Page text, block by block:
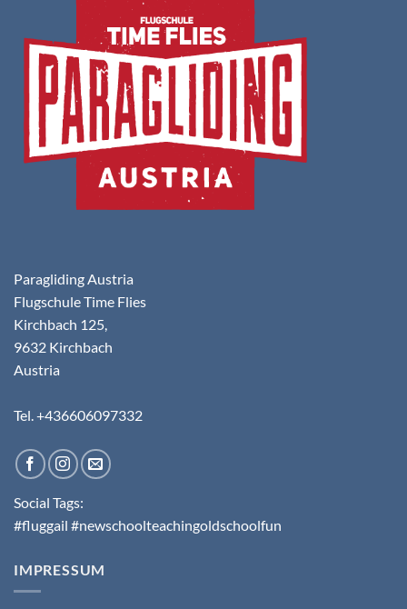
Paragliding Austria
Flugschule Time Flies
Kirchbach 125,
9632 Kirchbach
Austria
Tel. +436606097332
Social Tags:
#fluggail #newschoolteachingoldschoolfun
IMPRESSUM